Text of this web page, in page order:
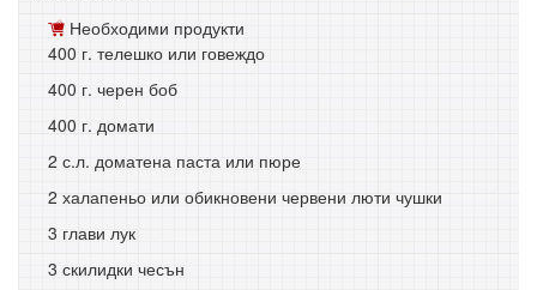
Необходими продукти
400 г. телешко или говеждо
400 г. черен боб
400 г. домати
2 с.л. доматена паста или пюре
2 халапеньо или обикновени червени люти чушки
3 глави лук
3 скилидки чесън